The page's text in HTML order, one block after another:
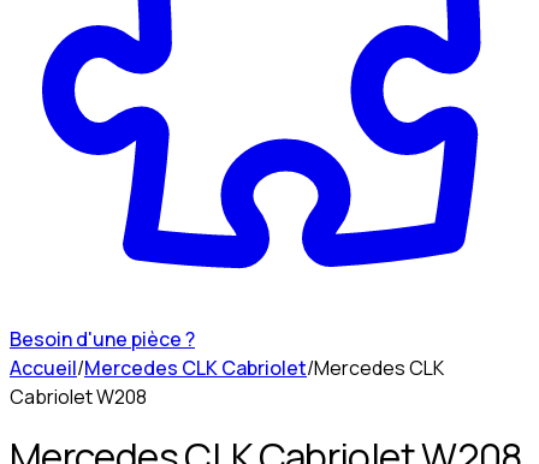
Besoin d'une pièce ?
Accueil/Mercedes CLK Cabriolet/Mercedes CLK
Cabriolet W208